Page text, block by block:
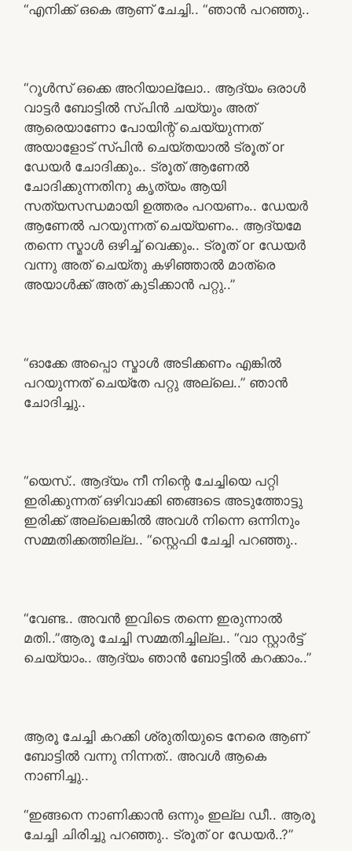
“എനിക്ക് ഒകെ ആണ് ചേച്ചി.. “ഞാൻ പറഞ്ഞു..
“റൂൾസ്‌ ഒക്കെ അറിയാല്ലോ.. ആദ്യം ഒരാൾ
വാട്ടർ ബോട്ടിൽ സ്പിൻ ചയ്യും അത്
ആരെയാണോ പോയിന്റ് ചെയ്യുന്നത്
അയാളോട് സ്പിൻ ചെയ്തയാൽ ട്രൂത് or
ഡേയർ ചോദിക്കും.. ട്രൂത് ആണേൽ
ചോദിക്കുന്നതിനു കൃത്യം ആയി
സത്യസന്ധമായി ഉത്തരം പറയണം.. ഡേയർ
ആണേൽ പറയുന്നത് ചെയ്യണം.. ആദ്യമേ
തന്നെ സ്മാൾ ഒഴിച്ച് വെക്കും.. ട്രൂത് or ഡേയർ
വന്നു അത് ചെയ്തു കഴിഞ്ഞാൽ മാത്രെ
അയാൾക്ക് അത് കുടിക്കാൻ പറ്റു..”
“ഓക്കേ അപ്പൊ സ്മാൾ അടിക്കണം എങ്കിൽ
പറയുന്നത് ചെയ്തേ പറ്റു അല്ലെ..” ഞാൻ
ചോദിച്ചു..
“യെസ്.. ആദ്യം നീ നിന്റെ ചേച്ചിയെ പറ്റി
ഇരിക്കുന്നത് ഒഴിവാക്കി ഞങ്ങടെ അടുത്തോട്ടു
ഇരിക്ക് അല്ലെങ്കിൽ അവൾ നിന്നെ ഒന്നിനും
സമ്മതിക്കത്തില്ല.. “സ്റ്റെഫി ചേച്ചി പറഞ്ഞു..
“വേണ്ട.. അവൻ ഇവിടെ തന്നെ ഇരുന്നാൽ
മതി..”ആരൂ ചേച്ചി സമ്മതിച്ചില്ല.. “വാ സ്റ്റാർട്ട്‌
ചെയ്യാം.. ആദ്യം ഞാൻ ബോട്ടിൽ കറക്കാം..”
ആരൂ ചേച്ചി കറക്കി ശ്രുതിയുടെ നേരെ ആണ്
ബോട്ടിൽ വന്നു നിന്നത്.. അവൾ ആകെ
നാണിച്ചു..
“ഇങ്ങനെ നാണിക്കാൻ ഒന്നും ഇല്ല ഡീ.. ആരൂ
ചേച്ചി ചിരിച്ചു പറഞ്ഞു.. ട്രൂത് or ഡേയർ..?”